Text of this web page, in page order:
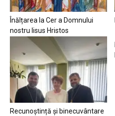
Înălțarea la Cer a Domnului
nostru Iisus Hristos
Recunoștință și binecuvântare